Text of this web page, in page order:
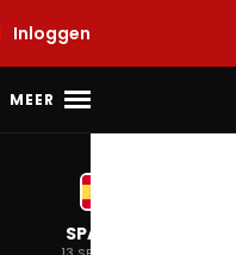
Inloggen
MEER
SPANJE